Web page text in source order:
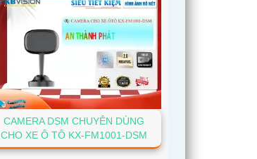
CAMERA DSM CHUYÊN DÙNG
CHO XE Ô TÔ KX-FM1001-DSM